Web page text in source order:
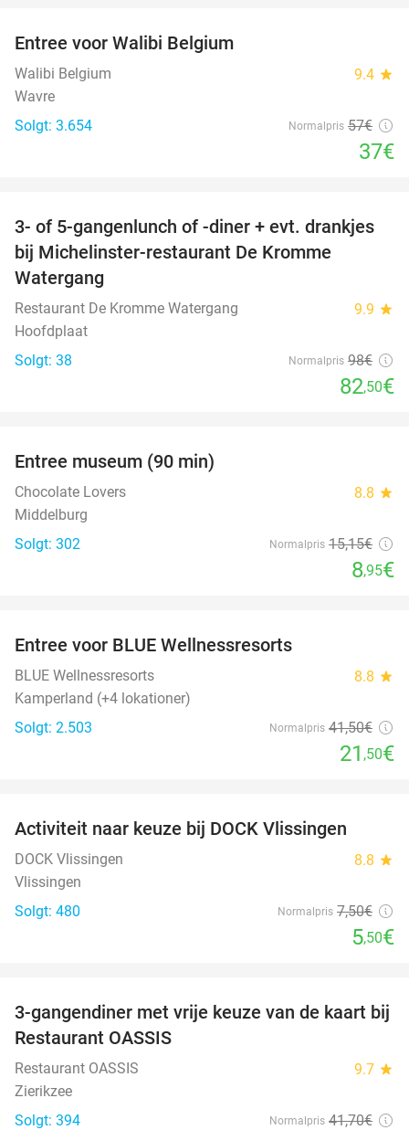
Entree voor Walibi Belgium
Walibi Belgium 9.4 star
Wavre
Solgt: 3.654
Normalpris 57€
37€
16%
3- of 5-gangenlunch of -diner + evt. drankjes
bij Michelinster-restaurant De Kromme
Watergang
Restaurant De Kromme Watergang 9.9 star
Hoofdplaat
Solgt: 38
Normalpris 98€
82,50€
Entree museum (90 min)
Chocolate Lovers 8.8 star
Middelburg
Solgt: 302
Normalpris 15,15€
8,95€
Entree voor BLUE Wellnessresorts
BLUE Wellnessresorts 8.8 star
Kamperland (+4 lokationer)
Solgt: 2.503
Normalpris 41,50€
21 ,50€
Activiteit naar keuze bij DOCK Vlissingen
DOCK Vlissingen 8.8 star
Vlissingen
Solgt: 480
Normalpris 7,50€
5,50€
43%
3-gangendiner met vrije keuze van de kaart bij
Restaurant OASSIS
Restaurant OASSIS 9.7 star
Zierikzee
Solgt: 394
Normalpris 41,70€